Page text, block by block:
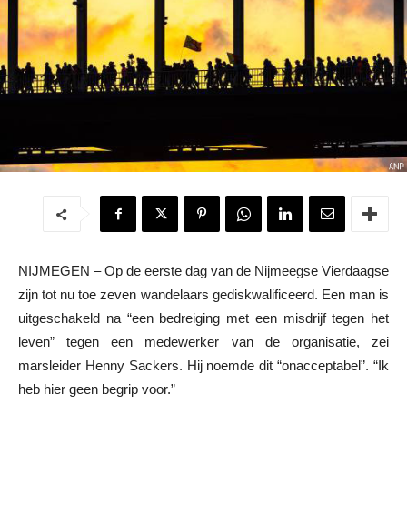
NIJMEGEN – Op de eerste dag van de Nijmeegse Vierdaagse
zijn tot nu toe zeven wandelaars gediskwalificeerd. Een man is
uitgeschakeld na “een bedreiging met een misdrijf tegen het
leven” tegen een medewerker van de organisatie, zei
marsleider Henny Sackers. Hij noemde dit “onacceptabel”. “Ik
heb hier geen begrip voor.”